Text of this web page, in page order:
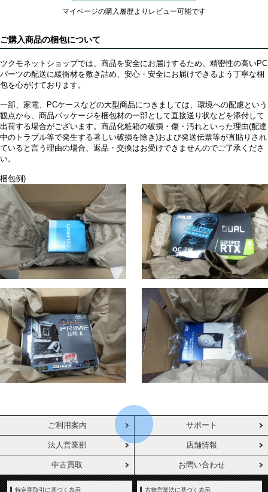
マイページの購入履歴よりレビュー可能です
ご購入商品の梱包について
ツクモネットショップでは、商品を安全にお届けするため、精密性の高いPC
パーツの配送に緩衝材を敷き詰め、安心・安全にお届けできるよう丁寧な梱
包を心がけております。
一部、家電、PCケースなどの大型商品につきましては、環境への配慮という
観点から、商品パッケージを梱包材の一部として直接送り状などを添付して
出荷する場合がございます。商品化粧箱の破損・傷・汚れといった理由(配達
中のトラブル等で発生する著しい破損を除き)および発送伝票等が直貼りされ
ていると言う理由の場合、返品・交換はお受けできませんのでご了承くださ
い。
梱包例)
ご利用案内 サポート
法人営業部 店舗情報
中古買取 お問い合わせ
特定商取引に基づく表示 古物営業法に基づく表示